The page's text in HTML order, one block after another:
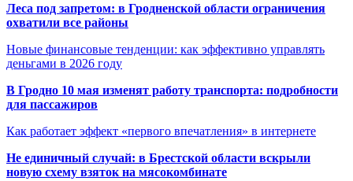
Леса под запретом: в Гродненской области ограничения
охватили все районы
Новые финансовые тенденции: как эффективно управлять
деньгами в 2026 году
В Гродно 10 мая изменят работу транспорта: подробности
для пассажиров
Как работает эффект «первого впечатления» в интернете
Не единичный случай: в Брестской области вскрыли
новую схему взяток на мясокомбинате